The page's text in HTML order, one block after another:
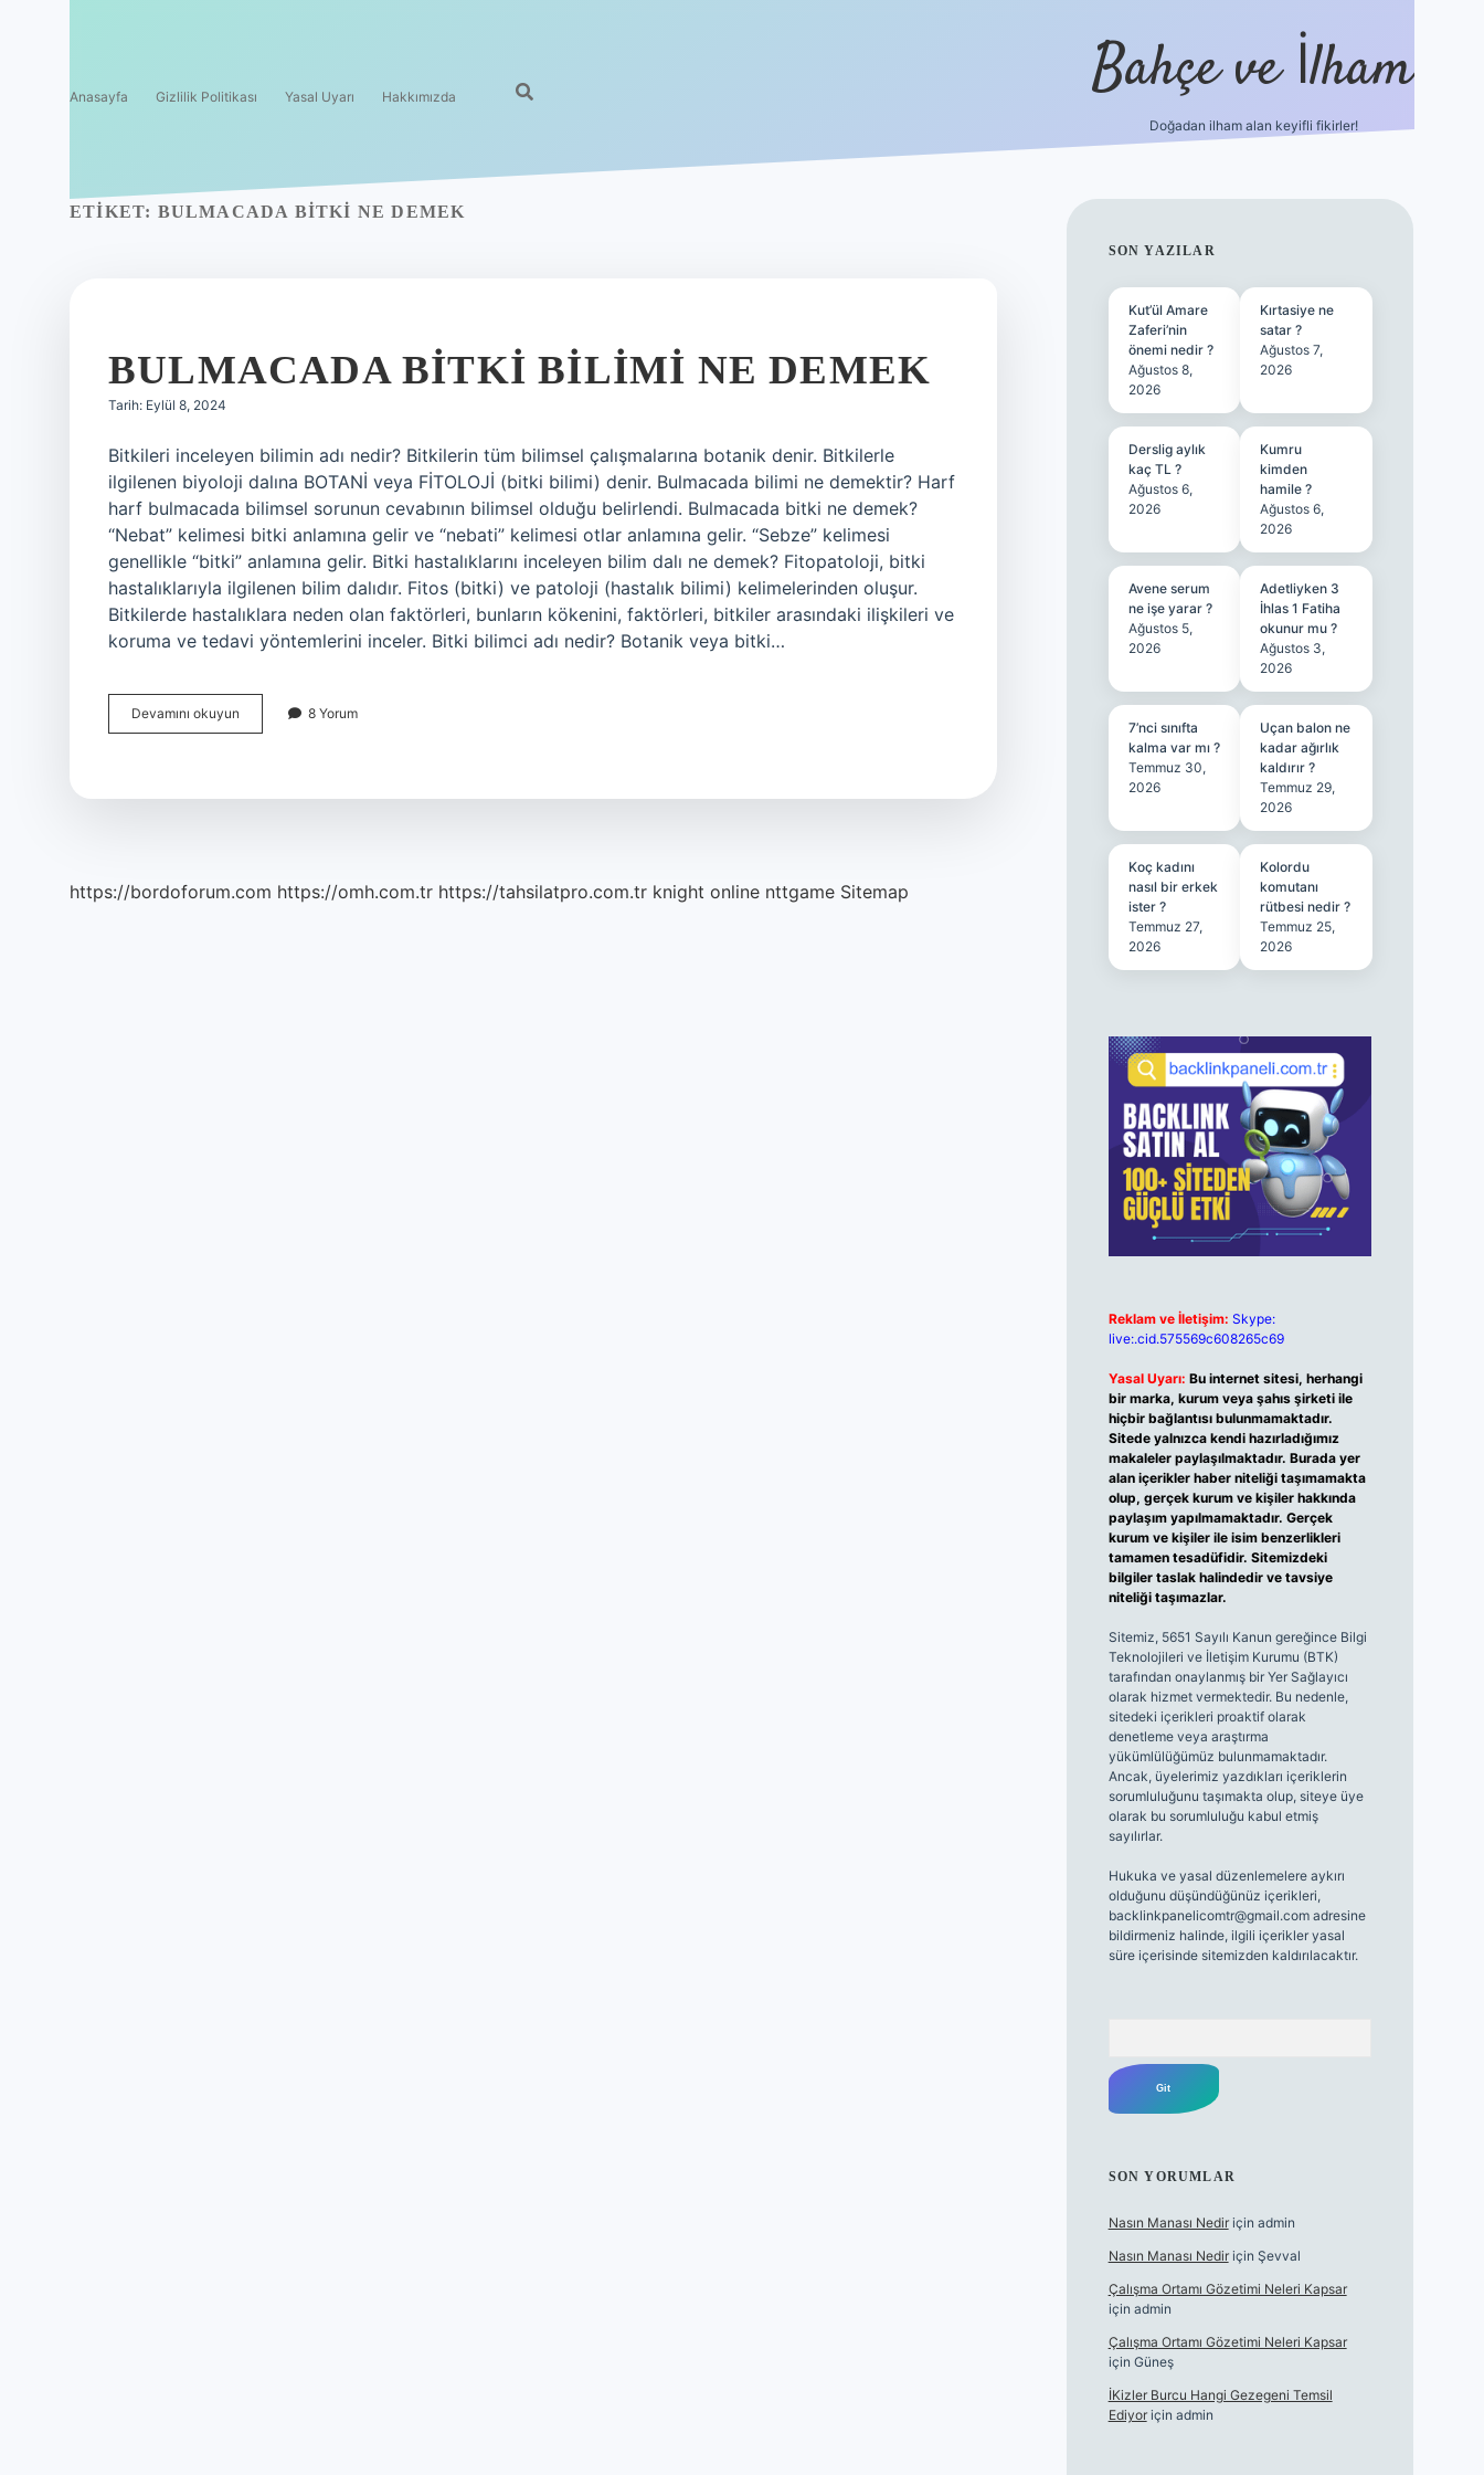
Anasayfa Gizlilik Politikası Yasal Uyarı Hakkımızda Bahçe ve İlham
Doğadan ilham alan keyifli fikirler!
ETIKET: BULMACADA BITKI NE DEMEK
BULMACADA BITKI BILIMI NE DEMEK
Tarih: Eylül 8, 2024
Bitkileri inceleyen bilimin adı nedir? Bitkilerin tüm bilimsel çalışmalarına botanik denir. Bitkilerle
ilgilenen biyoloji dalına BOTANİ veya FİTOLOJİ (bitki bilimi) denir. Bulmacada bilimi ne demektir? Harf
harf bulmacada bilimsel sorunun cevabının bilimsel olduğu belirlendi. Bulmacada bitki ne demek?
“Nebat” kelimesi bitki anlamına gelir ve “nebati” kelimesi otlar anlamına gelir. “Sebze” kelimesi
genellikle “bitki” anlamına gelir. Bitki hastalıklarını inceleyen bilim dalı ne demek? Fitopatoloji, bitki
hastalıklarıyla ilgilenen bilim dalıdır. Fitos (bitki) ve patoloji (hastalık bilimi) kelimelerinden oluşur.
Bitkilerde hastalıklara neden olan faktörleri, bunların kökenini, faktörleri, bitkiler arasındaki ilişkileri ve
koruma ve tedavi yöntemlerini inceler. Bitki bilimci adı nedir? Botanik veya bitki…
Devamını okuyun Bulmacada
Bitki
8 Yorum
https://bordoforum.com https://omh.com.tr https://tahsilatpro.com.tr knight online nttgame Sitemap
SIDEBAR
SON YAZILAR
Kut’ül Amare
Zaferi’nin
önemi nedir ?
Ağustos 8,
2026
Kırtasiye ne
satar ?
Ağustos 7,
2026
Derslig aylık
kaç TL ?
Ağustos 6,
2026
Kumru
kimden
hamile ?
Ağustos 6,
2026
Avene serum
ne işe yarar ?
Ağustos 5,
2026
Adetliyken 3
İhlas 1 Fatiha
okunur mu ?
Ağustos 3,
2026
7’nci sınıfta
kalma var mı ?
Temmuz 30,
2026
Uçan balon ne
kadar ağırlık
kaldırır ?
Temmuz 29,
2026
Koç kadını
nasıl bir erkek
ister ?
Temmuz 27,
2026
Kolordu
komutanı
rütbesi nedir ?
Temmuz 25,
2026
Reklam ve İletişim: Skype:
live:.cid.575569c608265c69
Yasal Uyarı: Bu internet sitesi, herhangi
bir marka, kurum veya şahıs şirketi ile
hiçbir bağlantısı bulunmamaktadır.
Sitede yalnızca kendi hazırladığımız
makaleler paylaşılmaktadır. Burada yer
alan içerikler haber niteliği taşımamakta
olup, gerçek kurum ve kişiler hakkında
paylaşım yapılmamaktadır. Gerçek
kurum ve kişiler ile isim benzerlikleri
tamamen tesadüfidir. Sitemizdeki
bilgiler taslak halindedir ve tavsiye
niteliği taşımazlar.
Sitemiz, 5651 Sayılı Kanun gereğince Bilgi
Teknolojileri ve İletişim Kurumu (BTK)
tarafından onaylanmış bir Yer Sağlayıcı
olarak hizmet vermektedir. Bu nedenle,
sitedeki içerikleri proaktif olarak
denetleme veya araştırma
yükümlülüğümüz bulunmamaktadır.
Ancak, üyelerimiz yazdıkları içeriklerin
sorumluluğunu taşımakta olup, siteye üye
olarak bu sorumluluğu kabul etmiş
sayılırlar.
Hukuka ve yasal düzenlemelere aykırı
olduğunu düşündüğünüz içerikleri,
backlinkpanelicomtr@gmail.comadresine
bildirmeniz halinde, ilgili içerikler yasal
süre içerisinde sitemizden kaldırılacaktır.
SON YORUMLAR
Nasın Manası Nediriçin admin
Nasın Manası Nediriçin Şevval
Çalışma Ortamı Gözetimi Neleri Kapsar
için admin
Çalışma Ortamı Gözetimi Neleri Kapsar
için Güneş
İKizler Burcu Hangi Gezegeni Temsil
Ediyoriçin admin
ilbet yeni giriş betexper